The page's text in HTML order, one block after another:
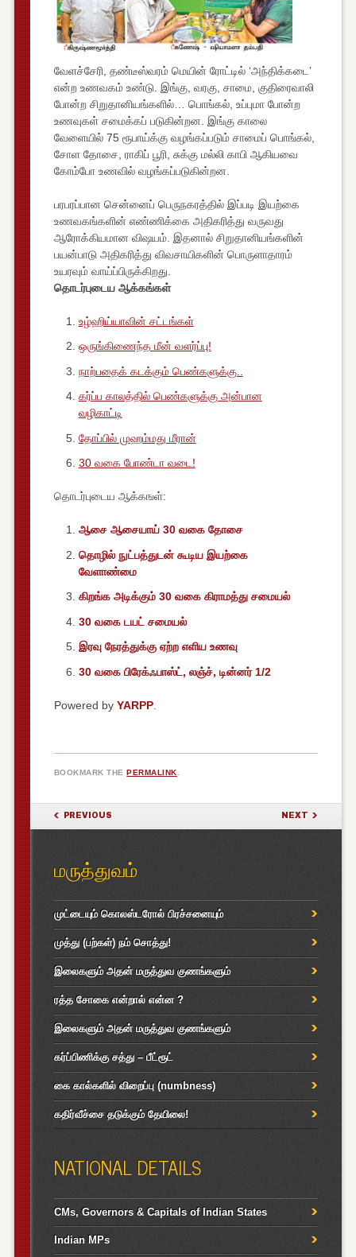
வேளச்சேரி, தண்டீஸ்வரம் மெயின் ரோட்டில் ‘அந்திக்கடை’
என்ற உணவகம் உண்டு. இங்கு, வரகு, சாமை, குதிரைவாலி
போன்ற சிறுதானியங்களில்… பொங்கல், உப்புமா போன்ற
உணவுகள் சமைக்கப் படுகின்றன. இங்கு காலை
வேளையில் 75 ரூபாய்க்கு வழங்கப்படும் சாமைப் பொங்கல்,
சோள தோசை, ராகிப் பூரி, சுக்கு மல்லி காபி ஆகியவை
கோம்போ உணவில் வழங்கப்படுகின்றன.
பரபரப்பான சென்னைப் பெருநகரத்தில் இப்படி இயற்கை
உணவகங்களின் எண்ணிக்கை அதிகரித்து வருவது
ஆரோக்கியமான விஷயம். இதனால் சிறுதானியங்களின்
பயன்பாடு அதிகரித்து விவசாயிகளின் பொருளாதாரம்
உயரவும் வாய்ப்பிருக்கிறது.
தொடர்புடைய ஆக்கங்கள்
உழ்ஹிய்யாவின் சட்டங்கள்
ஒருங்கிணைந்த மீன் வளர்ப்பு!
நாற்பதைக் கடக்கும் பெண்களுக்கு..
கர்ப்ப காலத்தில் பெண்களுக்கு அன்பான
வழிகாட்டி
தோப்பில் முஹம்மது மீரான்
30 வகை போண்டா வடை!
தொடர்புடைய ஆக்கஙள்:
ஆசை ஆசையாய் 30 வகை தோசை
தொழில் நுட்பத்துடன் கூடிய இயற்கை
வேளாண்மை
கிறங்க அடிக்கும் 30 வகை கிராமத்து சமையல்
30 வகை டயட் சமையல்
இரவு நேரத்துக்கு ஏற்ற எளிய உணவு
30 வகை பிரேக்ஃபாஸ்ட், லஞ்ச், டின்னர் 1/2
Powered by YARPP.
BOOKMARK THEPERMALINK
POST NAVIGATION
PREVIOUS NEXT
மருத்துவம்
முட்டையும் கொலஸ்டரோல் பிரச்சனையும்
முத்து (பற்கள்) நம் சொத்து!
இலைகளும் அதன் மருத்துவ குணங்களும்
ரத்த சோகை என்றால் என்ன ?
இலைகளும் அதன் மருத்துவ குணங்களும்
கர்ப்பிணிக்கு சத்து – பீட்ரூட்
கை கால்களில் விறைப்பு (numbness)
கதிர்வீச்சை தடுக்கும் தேயிலை!
NATIONAL DETAILS
CMs, Governors & Capitals of Indian States
Indian MPs